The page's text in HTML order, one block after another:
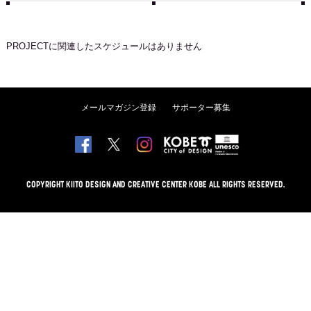
PROJECTに関連したスケジュールはありません
メールマガジン登録 サポーター募集
COPYRIGHT KIITO DESIGN AND CREATIVE CENTER KOBE ALL RIGHTS RESERVED.